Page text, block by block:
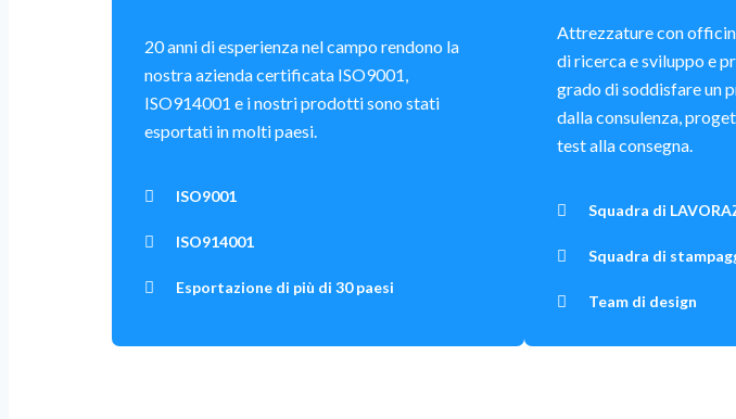
20 anni di esperienza nel campo rendono la
nostra azienda certificata ISO9001,
ISO914001 e i nostri prodotti sono stati
esportati in molti paesi.
ISO9001
ISO914001
Esportazione di più di 30 paesi
Attrezzature con
di ricerca e sviluppo e
grado di soddisfare un
dalla consulenza,
test alla consegna.
Squadra di
Squadra di
Team di design